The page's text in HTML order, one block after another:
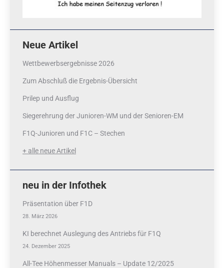
Neue Artikel
Wettbewerbsergebnisse 2026
Zum Abschluß die Ergebnis-Übersicht
Prilep und Ausflug
Siegerehrung der Junioren-WM und der Senioren-EM
F1Q-Junioren und F1C – Stechen
+ alle neue Artikel
neu in der Infothek
Präsentation über F1D
28. März 2026
KI berechnet Auslegung des Antriebs für F1Q
24. Dezember 2025
All-Tee Höhenmesser Manuals – Update 12/2025